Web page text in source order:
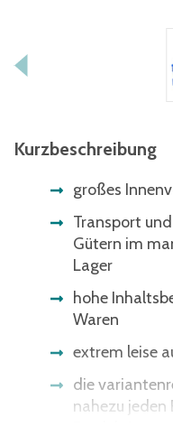
Kurzbeschreibung
großes
Transport
Gütern im
Lager
hohe
Waren
extrem leise
die
nahezu jeden